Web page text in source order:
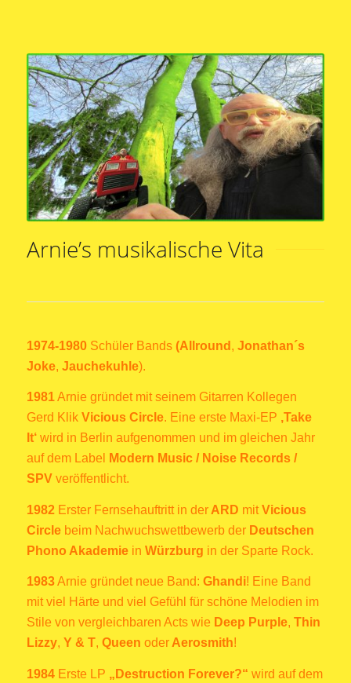
Arnie’s musikalische Vita
1974-1980Schüler Bands (Allround , Jonathan´s
Joke, Jauchekuhle).
1981Arnie gründet mit seinem Gitarren Kollegen
Gerd Klik Vicious Circle. Eine erste Maxi-EP ‚Take
It‘ wird in Berlin aufgenommen und im gleichen Jahr
auf dem Label
Modern Music / Noise Records /
SPV veröffentlicht.
1982Erster Fernsehauftritt in derARD mit Vicious
Circle beim Nachwuchswettbewerb der Deutschen
Phono Akademie in Würzburg in der Sparte Rock.
1983Arnie gründet neue Band: Ghandi! Eine Band
mit viel Härte und viel Gefühl für schöne Melodien im
Stile von vergleichbaren Acts wie Deep Purple, Thin
Lizzy, Y & T, Queen oderAerosmith!
1984 Erste LP „ Destruction Forever?“ wird auf dem